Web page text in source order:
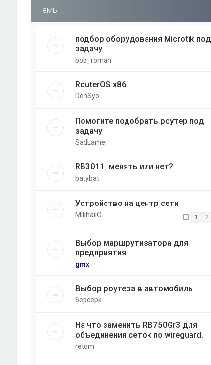
Темы
подбор оборудования Microtik под
задачу
bob_roman
RouterOS x86
DenSyo
Помогите подобрать роутер под
задачу
SadLamer
RB3011, менять или нет?
batybat
Устройство на центр сети
MikhailO 1 2
Выбор маршрутизатора для
предприятия
gmx
Выбор роутера в автомобиль
6epcepk
На что заменить RB750Gr3 для
объединения сеток по wireguard.
retom